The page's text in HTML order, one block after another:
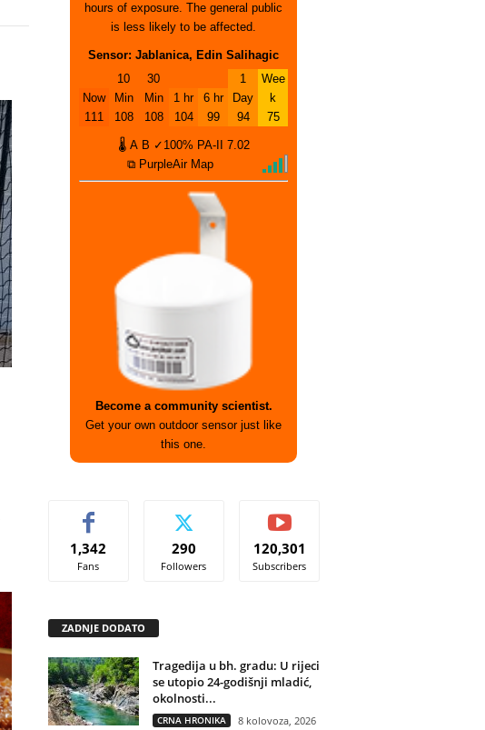
hours of exposure. The general public
is less likely to be affected.
Sensor: Jablanica, Edin Salihagic
Now
111
10
Min
108
30
Min
108
1 hr
104
6 hr
99
1
Day
94
Wee
k
75
🌡 A B ✓100% PA-II
7.02
⧉ PurpleAir Map
Become a community scientist.
Get your own outdoor sensor just like
this one.
1,342
Fans
290
Followers
120,301
Subscribers
ZADNJE DODATO
Tragedija u bh. gradu: U rijeci
se utopio 24-godišnji mladić,
okolnosti...
CRNA HRONIKA 8 kolovoza, 2026